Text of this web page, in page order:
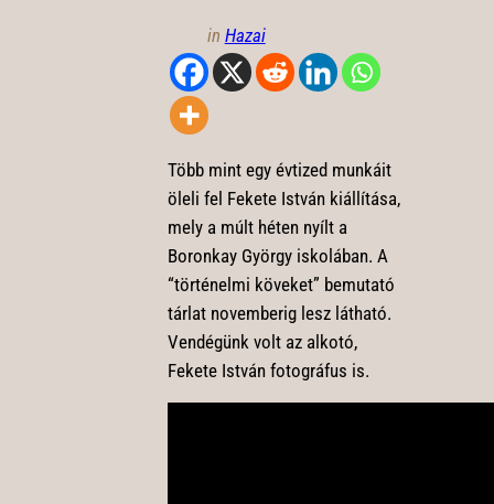
in Hazai
Több mint egy évtized munkáit
öleli fel Fekete István kiállítása,
mely a múlt héten nyílt a
Boronkay György iskolában. A
“történelmi köveket” bemutató
tárlat novemberig lesz látható.
Vendégünk volt az alkotó,
Fekete István fotográfus is.